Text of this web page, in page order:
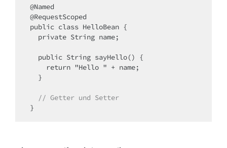
@Named
@RequestScoped
public class HelloBean {
  // Getter und Setter